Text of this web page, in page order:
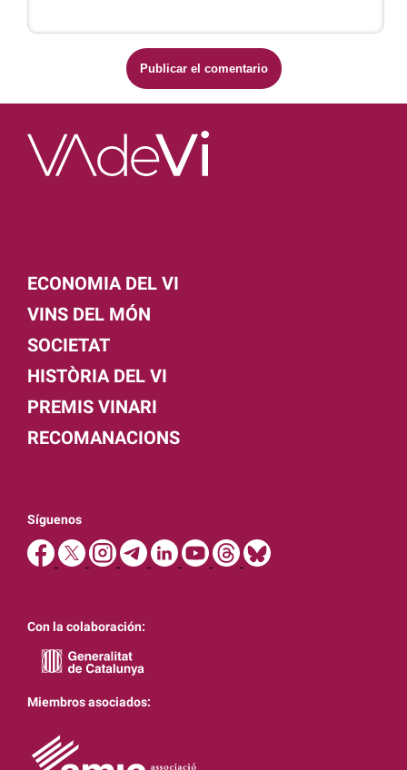
ECONOMIA DEL VI
VINS DEL MÓN
SOCIETAT
HISTÒRIA DEL VI
PREMIS VINARI
RECOMANACIONS
Síguenos
Con la colaboración:
Miembros asociados: